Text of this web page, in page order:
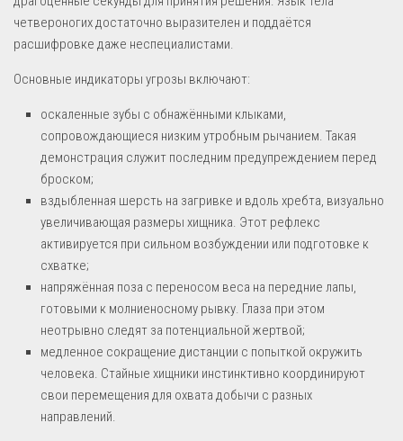
четвероногих достаточно выразителен и поддаётся
расшифровке даже неспециалистами.
Основные индикаторы угрозы включают:
оскаленные зубы с обнажёнными клыками,
сопровождающиеся низким утробным рычанием. Такая
демонстрация служит последним предупреждением перед
броском;
вздыбленная шерсть на загривке и вдоль хребта, визуально
увеличивающая размеры хищника. Этот рефлекс
активируется при сильном возбуждении или подготовке к
схватке;
напряжённая поза с переносом веса на передние лапы,
готовыми к молниеносному рывку. Глаза при этом
неотрывно следят за потенциальной жертвой;
медленное сокращение дистанции с попыткой окружить
человека. Стайные хищники инстинктивно координируют
свои перемещения для охвата добычи с разных
направлений.